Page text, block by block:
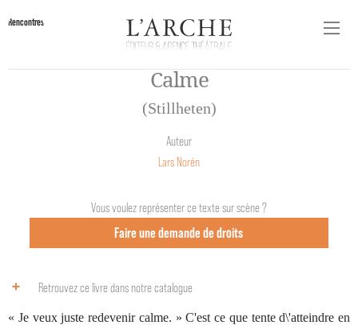
Rencontres
Calme
(Stillheten)
Auteur
Lars Norén
Vous voulez représenter ce texte sur scène ?
Faire une demande de droits
Retrouvez ce livre dans notre catalogue
« Je veux juste redevenir calme. » C'est ce que tente d\'atteindre en